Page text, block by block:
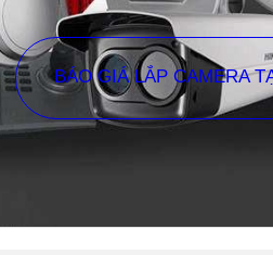
BÁO GIÁ LẮP CAMERA